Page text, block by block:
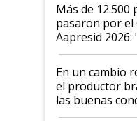
Más de 12.500
pasaron por el
Aapresid 2026:
demostrar
suelo es
sistema
En un cambio
el productor
las buenas
agro